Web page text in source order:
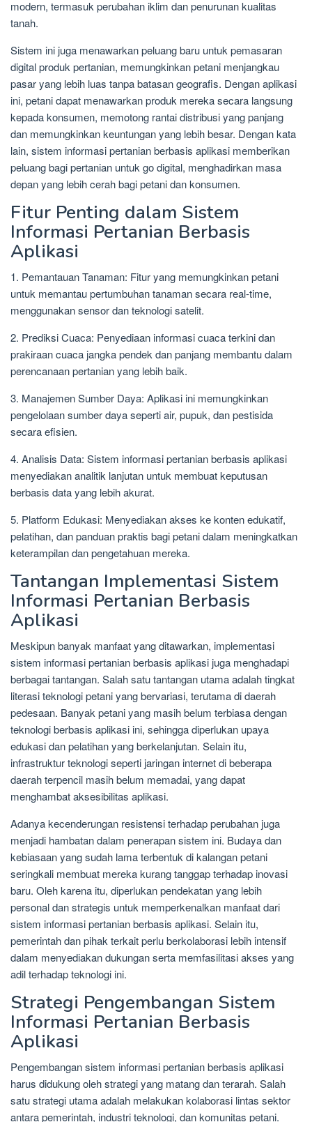
modern, termasuk perubahan iklim dan penurunan kualitas
tanah.
Sistem ini juga menawarkan peluang baru untuk pemasaran
digital produk pertanian, memungkinkan petani menjangkau
pasar yang lebih luas tanpa batasan geografis. Dengan aplikasi
ini, petani dapat menawarkan produk mereka secara langsung
kepada konsumen, memotong rantai distribusi yang panjang
dan memungkinkan keuntungan yang lebih besar. Dengan kata
lain, sistem informasi pertanian berbasis aplikasi memberikan
peluang bagi pertanian untuk go digital, menghadirkan masa
depan yang lebih cerah bagi petani dan konsumen.
Fitur Penting dalam Sistem
Informasi Pertanian Berbasis
Aplikasi
1. Pemantauan Tanaman: Fitur yang memungkinkan petani
untuk memantau pertumbuhan tanaman secara real-time,
menggunakan sensor dan teknologi satelit.
2. Prediksi Cuaca: Penyediaan informasi cuaca terkini dan
prakiraan cuaca jangka pendek dan panjang membantu dalam
perencanaan pertanian yang lebih baik.
3. Manajemen Sumber Daya: Aplikasi ini memungkinkan
pengelolaan sumber daya seperti air, pupuk, dan pestisida
secara efisien.
4. Analisis Data: Sistem informasi pertanian berbasis aplikasi
menyediakan analitik lanjutan untuk membuat keputusan
berbasis data yang lebih akurat.
5. Platform Edukasi: Menyediakan akses ke konten edukatif,
pelatihan, dan panduan praktis bagi petani dalam meningkatkan
keterampilan dan pengetahuan mereka.
Tantangan Implementasi Sistem
Informasi Pertanian Berbasis
Aplikasi
Meskipun banyak manfaat yang ditawarkan, implementasi
sistem informasi pertanian berbasis aplikasi juga menghadapi
berbagai tantangan. Salah satu tantangan utama adalah tingkat
literasi teknologi petani yang bervariasi, terutama di daerah
pedesaan. Banyak petani yang masih belum terbiasa dengan
teknologi berbasis aplikasi ini, sehingga diperlukan upaya
edukasi dan pelatihan yang berkelanjutan. Selain itu,
infrastruktur teknologi seperti jaringan internet di beberapa
daerah terpencil masih belum memadai, yang dapat
menghambat aksesibilitas aplikasi.
Adanya kecenderungan resistensi terhadap perubahan juga
menjadi hambatan dalam penerapan sistem ini. Budaya dan
kebiasaan yang sudah lama terbentuk di kalangan petani
seringkali membuat mereka kurang tanggap terhadap inovasi
baru. Oleh karena itu, diperlukan pendekatan yang lebih
personal dan strategis untuk memperkenalkan manfaat dari
sistem informasi pertanian berbasis aplikasi. Selain itu,
pemerintah dan pihak terkait perlu berkolaborasi lebih intensif
dalam menyediakan dukungan serta memfasilitasi akses yang
adil terhadap teknologi ini.
Strategi Pengembangan Sistem
Informasi Pertanian Berbasis
Aplikasi
Pengembangan sistem informasi pertanian berbasis aplikasi
harus didukung oleh strategi yang matang dan terarah. Salah
satu strategi utama adalah melakukan kolaborasi lintas sektor
antara pemerintah, industri teknologi, dan komunitas petani.